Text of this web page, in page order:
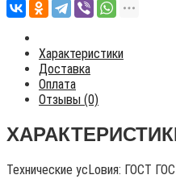
Характеристики
Доставка
Оплата
Отзывы (0)
Технические усLовия: ГОСТ